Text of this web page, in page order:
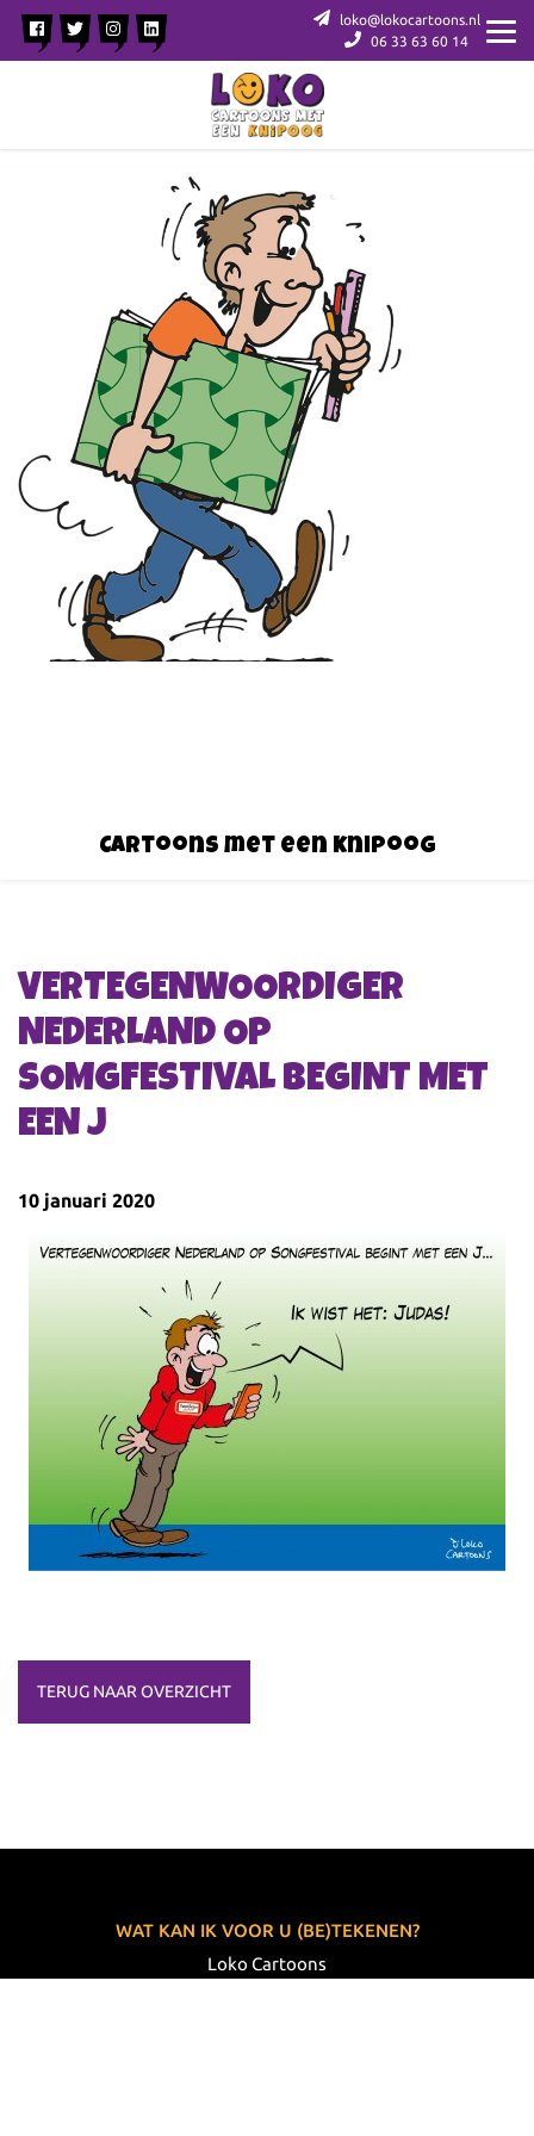
loko@lokocartoons.nl
06 33 63 60 14
Cartoons met een knipoog
VERTEGENWOORDIGER
NEDERLAND OP
SOMGFESTIVAL BEGINT MET
EEN J
10 januari 2020
TERUG NAAR OVERZICHT
WAT KAN IK VOOR U (BE)TEKENEN?
Loko Cartoons